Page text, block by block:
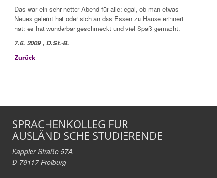
Das war ein sehr netter Abend für alle: egal, ob man etwas
Neues gelernt hat oder sich an das Essen zu Hause erinnert
hat: es hat wunderbar geschmeckt und viel Spaß gemacht.
7.6. 2009 , D.St.-B.
Zurück
SPRACHENKOLLEG FÜR
AUSLÄNDISCHE STUDIERENDE
Kappler Straße 57A
D-79117 Freiburg